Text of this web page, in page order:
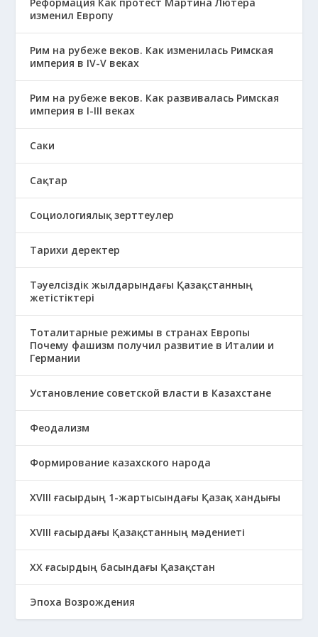
изменил Европу
Рим на рубеже веков. Как изменилась Римская
империя в IV-V веках
Рим на рубеже веков. Как развивалась Римская
империя в І-ІІІ веках
Саки
Сақтар
Социологиялық зерттеулер
Тарихи деректер
Тәуелсіздік жылдарындағы Қазақстанның
жетістіктері
Тоталитарные режимы в странах Европы
Почему фашизм получил развитие в Италии и
Германии
Установление советской власти в Казахстане
Феодализм
Формирование казахского народа
ХVIII ғасырдың 1-жартысындағы Қазақ хандығы
ХVІІІ ғасырдағы Қазақстанның мәдениеті
ХХ ғасырдың басындағы Қазақстан
Эпоха Возрождения